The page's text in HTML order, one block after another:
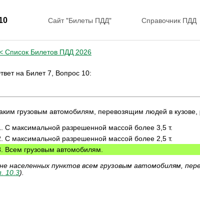
Сайт "Билеты ПДД" Справочник ПДД
Список Билетов ПДД 2026
на Билет 7, Вопрос 10:
грузовым автомобилям, перевозящим людей в
С максимальной разрешенной массой более 3,5 т.
С максимальной разрешенной массой более 2,5 т.
Всем грузовым автомобилям.
населенных пунктов всем грузовым автомобилям,
10.3).